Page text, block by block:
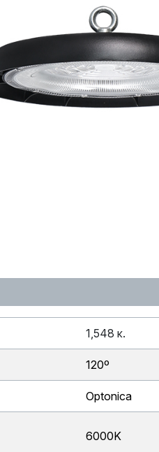
1,548 κ.
120º
Optonica
6000K